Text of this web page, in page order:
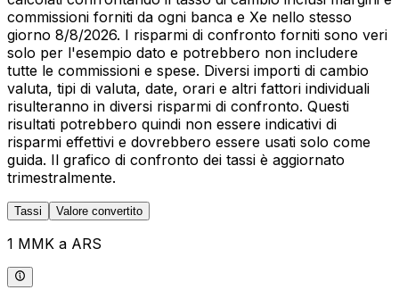
commissioni forniti da ogni banca e Xe nello stesso
giorno 8/8/2026. I risparmi di confronto forniti sono veri
solo per l'esempio dato e potrebbero non includere
tutte le commissioni e spese. Diversi importi di cambio
valuta, tipi di valuta, date, orari e altri fattori individuali
risulteranno in diversi risparmi di confronto. Questi
risultati potrebbero quindi non essere indicativi di
risparmi effettivi e dovrebbero essere usati solo come
guida. Il grafico di confronto dei tassi è aggiornato
trimestralmente.
Tassi Valore convertito
1 MMK a ARS